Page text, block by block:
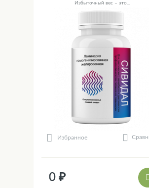
Избыточный вес – это...
Избранное
0 ₽